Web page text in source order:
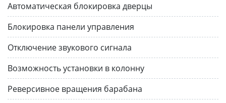
Автоматическая блокировка дверцы
Блокировка панели управления
Отключение звукового сигнала
Возможность установки в колонну
Реверсивное вращения барабана